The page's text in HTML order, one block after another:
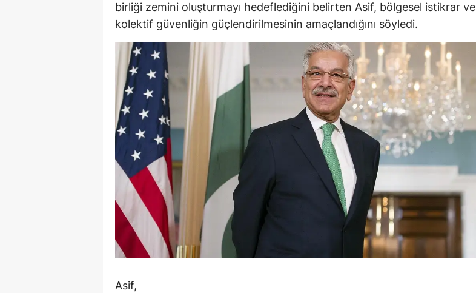
birliği zemini oluşturmayı hedeflediğini belirten Asif, bölgesel istikrar ve
kolektif güvenliğin güçlendirilmesinin amaçlandığını söyledi.
Asif,